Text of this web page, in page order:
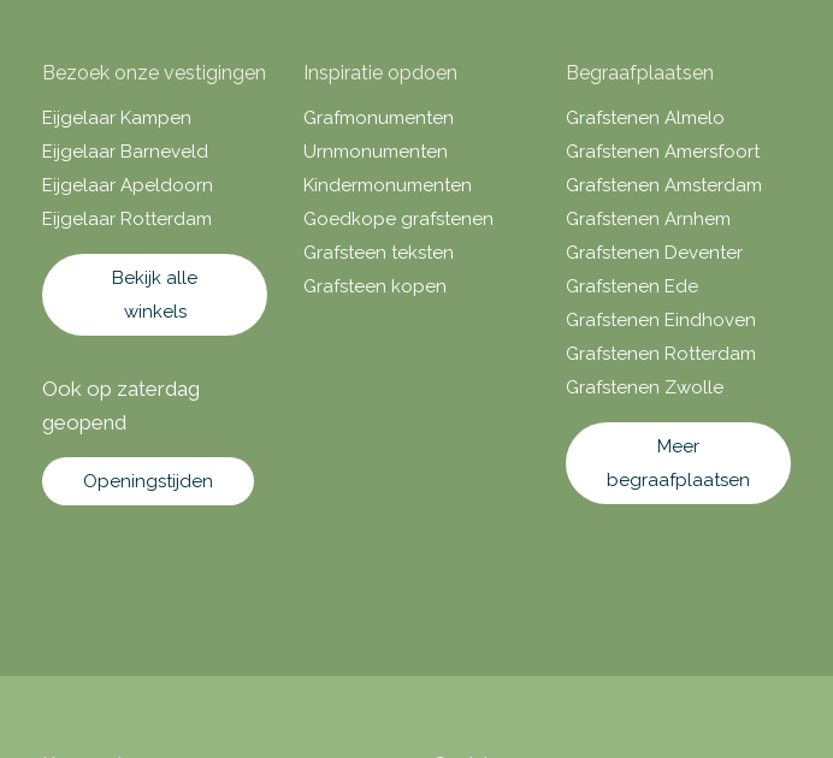
Bezoek onze vestigingen
Eijgelaar Kampen
Eijgelaar Barneveld
Eijgelaar Apeldoorn
Eijgelaar Rotterdam
Bekijk alle
winkels
Ook op zaterdag
geopend
Openingstijden
Inspiratie opdoen
Grafmonumenten
Urnmonumenten
Kindermonumenten
Goedkope grafstenen
Grafsteen teksten
Grafsteen kopen
Begraafplaatsen
Grafstenen Almelo
Grafstenen Amersfoort
Grafstenen Amsterdam
Grafstenen Arnhem
Grafstenen Deventer
Grafstenen Ede
Grafstenen Eindhoven
Grafstenen Rotterdam
Grafstenen Zwolle
Meer
begraafplaatsen